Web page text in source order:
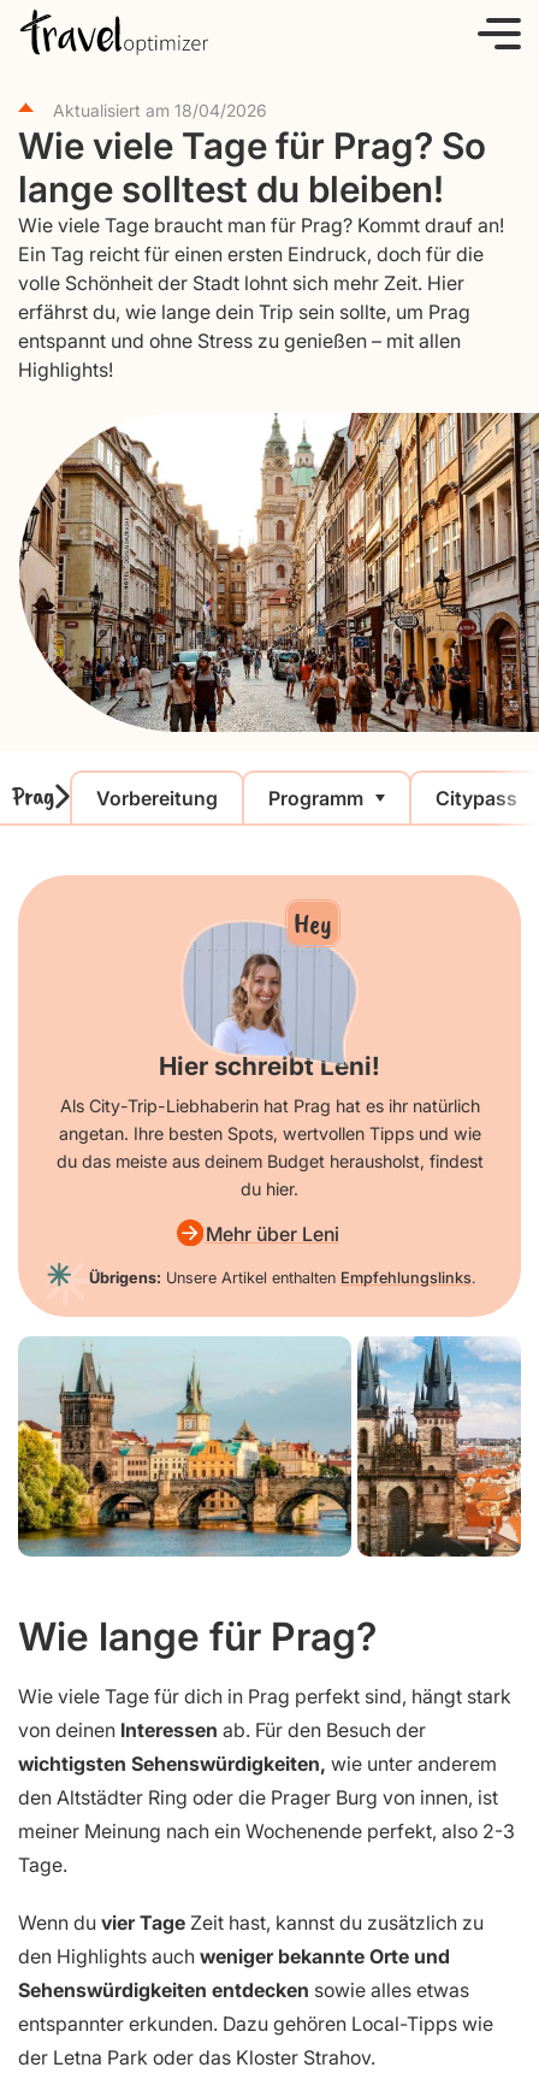
Aktualisiert am 18/04/2026
Wie viele Tage für Prag? So
lange solltest du bleiben!
Wie viele Tage braucht man für Prag? Kommt drauf an!
Ein Tag reicht für einen ersten Eindruck, doch für die
volle Schönheit der Stadt lohnt sich mehr Zeit. Hier
erfährst du, wie lange dein Trip sein sollte, um Prag
entspannt und ohne Stress zu genießen – mit allen
Highlights!
Prag Vorbereitung Programm Citypass
Hey
Hier schreibt Leni!
Als City-Trip-Liebhaberin hat Prag hat es ihr natürlich
angetan. Ihre besten Spots, wertvollen Tipps und wie
du das meiste aus deinem Budget herausholst, findest
du hier.
Mehr über Leni
Übrigens: Unsere Artikel enthalten Empfehlungslinks.
Wie lange für Prag?
Wie viele Tage für dich in Prag perfekt sind, hängt stark
von deinen Interessen ab. Für den Besuch der
wichtigsten Sehenswürdigkeiten, wie unter anderem
den Altstädter Ring oder die Prager Burg von innen, ist
meiner Meinung nach ein Wochenende perfekt, also 2-3
Tage.
Wenn du vier Tage Zeit hast, kannst du zusätzlich zu
den Highlights auch weniger bekannte Orte und
Sehenswürdigkeiten entdecken sowie alles etwas
entspannter erkunden. Dazu gehören Local-Tipps wie
der Letna Park oder das Kloster Strahov.